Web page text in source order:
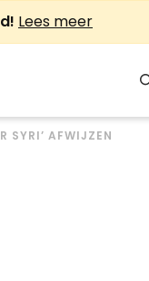
Lees meer
SYRI’ AFWIJZEN